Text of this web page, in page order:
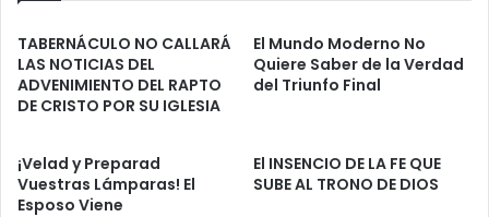
a
l
r
e
p
l
s
i
n
C
b
i
TABERNÁCULO NO CALLARÁ
LAS NOTICIAS DEL
ADVENIMIENTO DEL RAPTO
DE CRISTO POR SU IGLESIA
El Mundo Moderno No
Quiere Saber de la Verdad
del Triunfo Final
¡Velad y Preparad
Vuestras Lámparas! El
Esposo Viene
El INSENCIO DE LA FE QUE
SUBE AL TRONO DE DIOS